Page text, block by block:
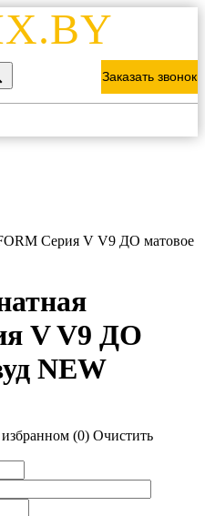
Заказать звонок
Серия V V9 ДО матовое
V V9 ДО
NEW
(0) Очистить